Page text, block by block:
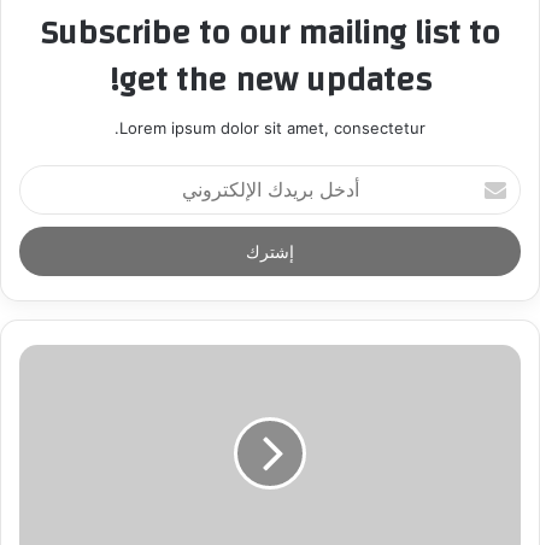
Subscribe to our mailing list to
get the new updates!
Lorem ipsum dolor sit amet, consectetur.
أ
د
خ
ل
ر
د